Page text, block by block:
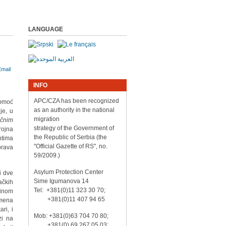
u
dve
i
na
LANGUAGE
INFO
APC/CZA has been recognized
as an authority in the national
migration
strategy of the Government of
the Republic of Serbia (the
"Official Gazette of RS", no.
59/2009.)
Asylum Protection Center
Sime Igumanova 14
Tel: +381(0)11 323 30 70;
+381(0)11 407 94 65
Mob: +381(0)63 704 70 80;